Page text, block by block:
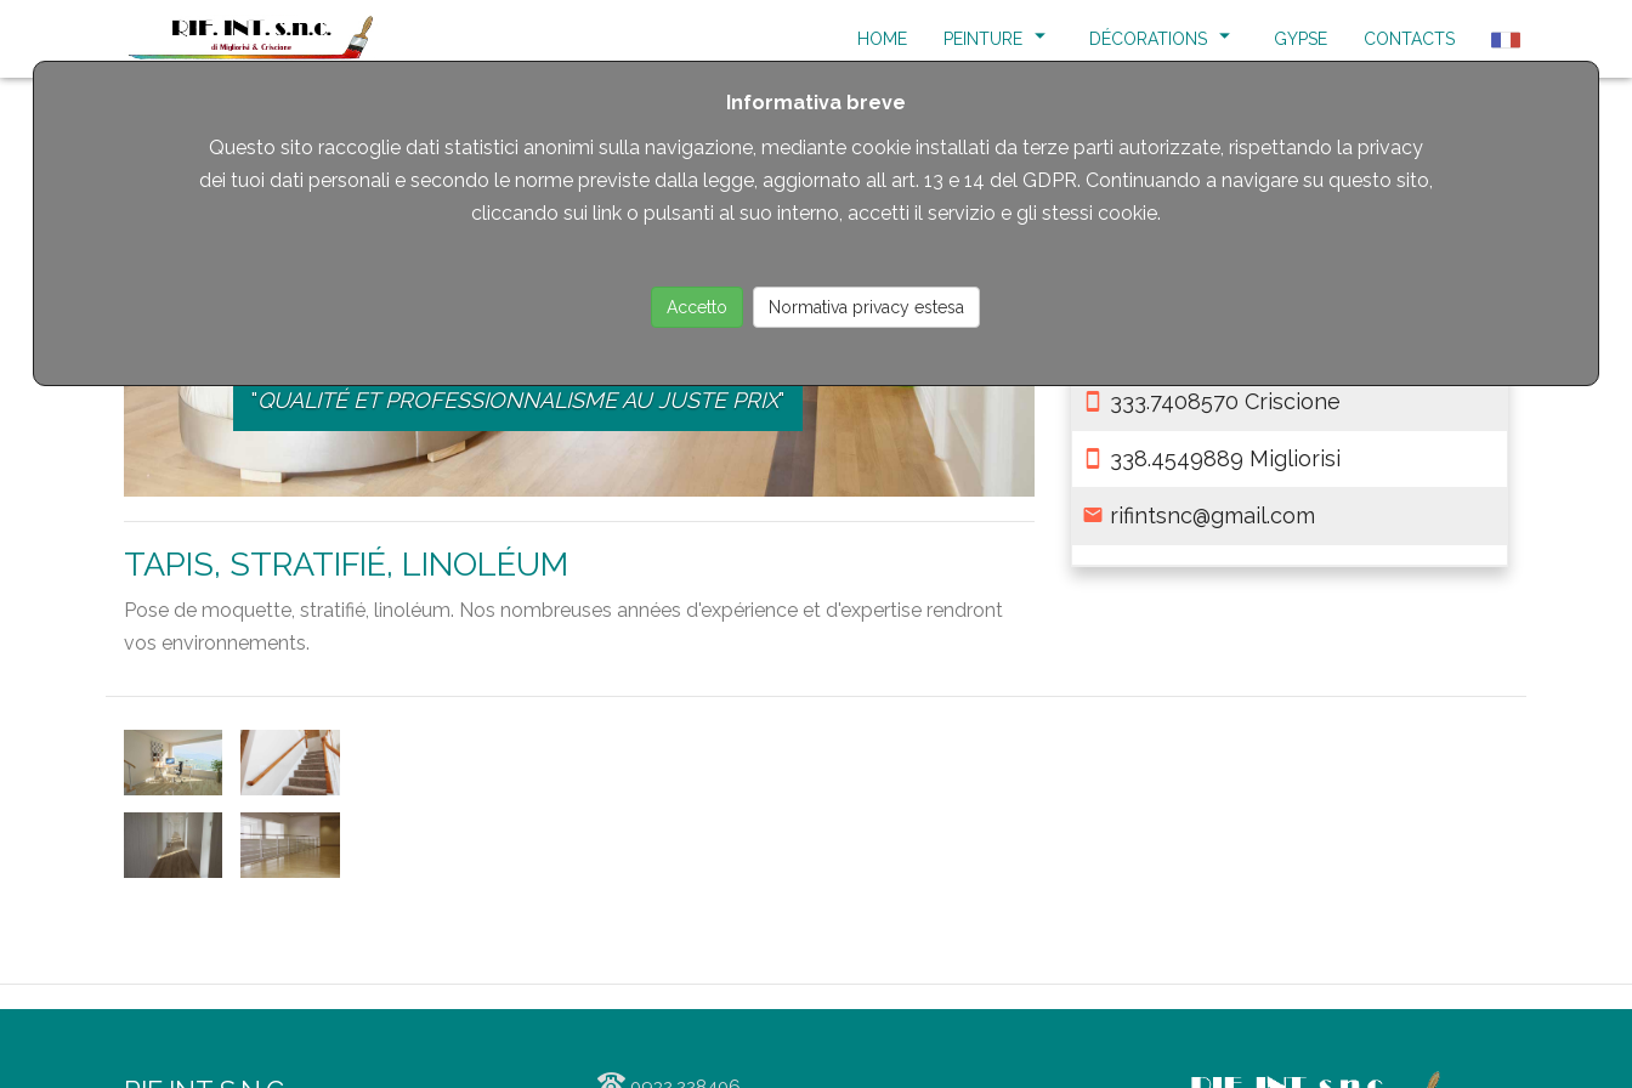
Informativa breve
Questo sito raccoglie dati statistici anonimi sulla navigazione, mediante cookie installati da terze parti autorizzate, rispettando la privacy
dei tuoi dati personali e secondo le norme previste dalla legge, aggiornato all art. 13 e 14 del GDPR. Continuando a navigare su questo sito,
cliccando sui link o pulsanti al suo interno, accetti il servizio e gli stessi cookie.
Accetto Normativa privacy estesa
HOME(CURRENT)
PEINTURE DÉCORATIONS GYPSE CONTACTS
"QUALITÉ ET PROFESSIONNALISME AU JUSTE PRIX"
TAPIS, STRATIFIÉ, LINOLÉUM
Pose de moquette, stratifié, linoléum. Nos nombreuses années d'expérience et d'expertise rendront
vos environnements.
333.7408570 Criscione
338.4549889 Migliorisi
rifintsnc@gmail.com